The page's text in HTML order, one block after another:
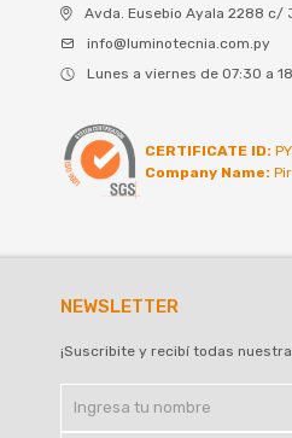
Avda. Eusebio Ayala 2288 c/
info@luminotecnia.com.py
Lunes a viernes de 07:30 a
CERTIFICATE ID:
Company Name:
NEWSLETTER
¡Suscribite y recibí todas